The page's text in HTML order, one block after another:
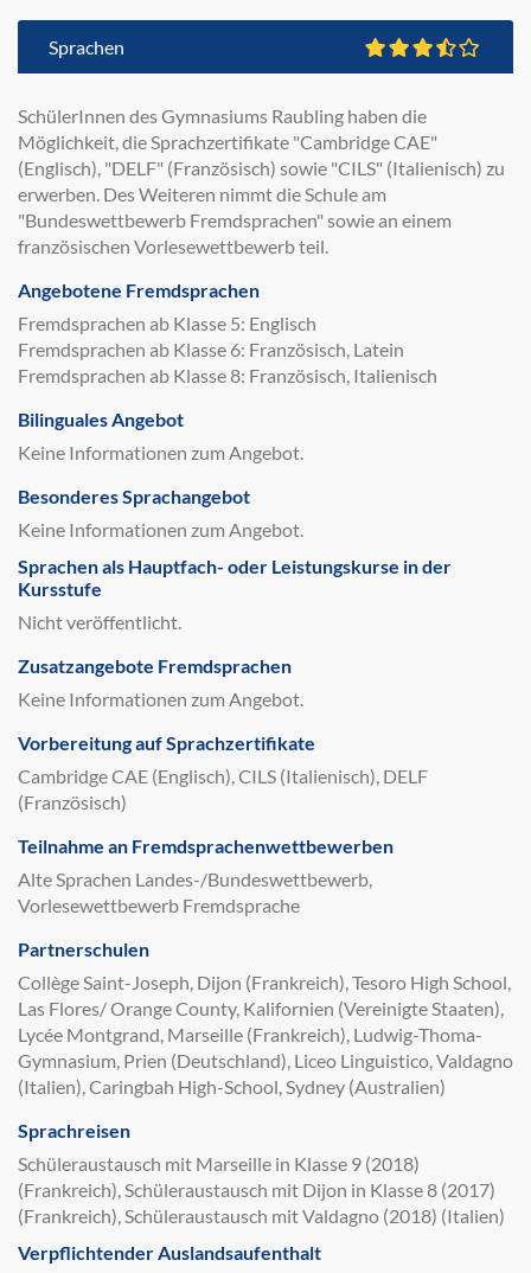
Sprachen
SchülerInnen des Gymnasiums Raubling haben die
Möglichkeit, die Sprachzertifikate "Cambridge CAE"
(Englisch), "DELF" (Französisch) sowie "CILS" (Italienisch) zu
erwerben. Des Weiteren nimmt die Schule am
"Bundeswettbewerb Fremdsprachen" sowie an einem
französischen Vorlesewettbewerb teil.
Angebotene Fremdsprachen
Fremdsprachen ab Klasse 5: Englisch
Fremdsprachen ab Klasse 6: Französisch, Latein
Fremdsprachen ab Klasse 8: Französisch, Italienisch
Bilinguales Angebot
Keine Informationen zum Angebot.
Besonderes Sprachangebot
Keine Informationen zum Angebot.
Sprachen als Hauptfach- oder Leistungskurse in der
Kursstufe
Nicht veröffentlicht.
Zusatzangebote Fremdsprachen
Keine Informationen zum Angebot.
Vorbereitung auf Sprachzertifikate
Cambridge CAE (Englisch), CILS (Italienisch), DELF
(Französisch)
Teilnahme an Fremdsprachenwettbewerben
Alte Sprachen Landes-/Bundeswettbewerb,
Vorlesewettbewerb Fremdsprache
Partnerschulen
Collège Saint-Joseph, Dijon (Frankreich), Tesoro High School,
Las Flores/ Orange County, Kalifornien (Vereinigte Staaten),
Lycée Montgrand, Marseille (Frankreich), Ludwig-Thoma-
Gymnasium, Prien (Deutschland), Liceo Linguistico, Valdagno
(Italien), Caringbah High-School, Sydney (Australien)
Sprachreisen
Schüleraustausch mit Marseille in Klasse 9 (2018)
(Frankreich), Schüleraustausch mit Dijon in Klasse 8 (2017)
(Frankreich), Schüleraustausch mit Valdagno (2018) (Italien)
Verpflichtender Auslandsaufenthalt